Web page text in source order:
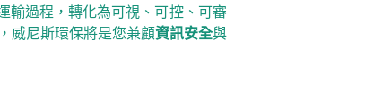
輸過程，轉化為可視、可控、可審
威尼斯環保將是您兼顧資訊安全與